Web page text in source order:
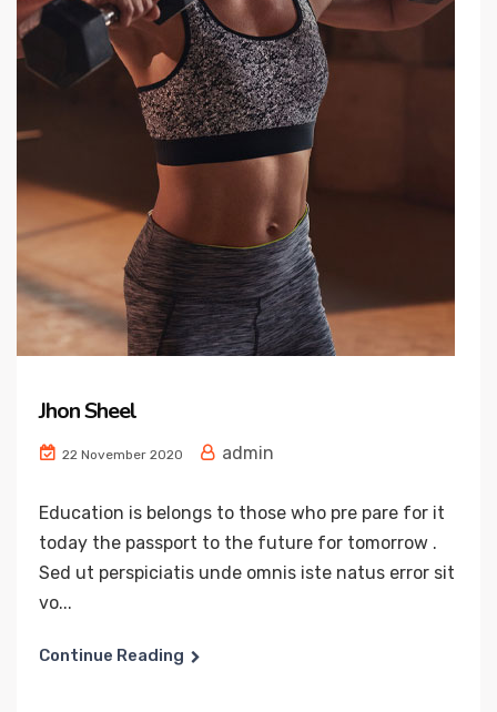
Jhon Sheel
22 November 2020 admin
Education is belongs to those who pre pare for it
today the passport to the future for tomorrow .
Sed ut perspiciatis unde omnis iste natus error sit
vo...
Continue Reading